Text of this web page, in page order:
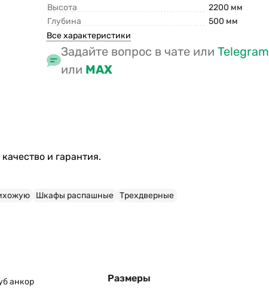
Высота
2200 мм
Глубина
500 мм
Все характеристики
Задайте вопрос в чате илиTelegram
или MAX
и гарантия.
Шкафы распашные Трехдверные
анкор Размеры